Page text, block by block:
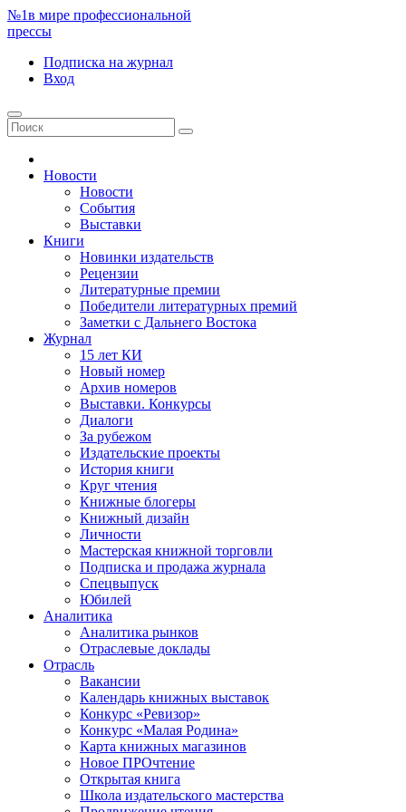
№1в мире профессиональной
прессы
Подписка на журнал
Вход
Новости
Новости
События
Выставки
Книги
Новинки издательств
Рецензии
Литературные премии
Победители литературных премий
Заметки с Дальнего Востока
Журнал
15 лет КИ
Новый номер
Архив номеров
Выставки. Конкурсы
Диалоги
За рубежом
Издательские проекты
История книги
Круг чтения
Книжные блогеры
Книжный дизайн
Личности
Мастерская книжной торговли
Подписка и продажа журнала
Спецвыпуск
Юбилей
Аналитика
Аналитика рынков
Отраслевые доклады
Отрасль
Вакансии
Календарь книжных выставок
Конкурс «Ревизор»
Конкурс «Малая Родина»
Карта книжных магазинов
Новое ПРОчтение
Открытая книга
Школа издательского мастерства